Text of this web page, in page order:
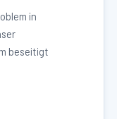
in
beseitigt